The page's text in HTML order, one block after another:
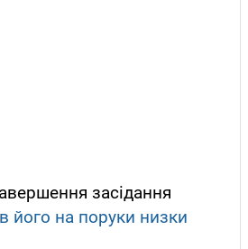
засідання
його на поруки низки